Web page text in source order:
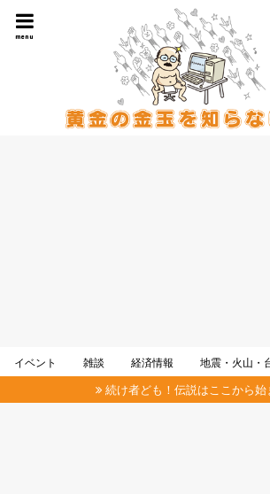
menu
イベント 雑談 経済情報 地震・火山・
続け者ども！伝説はここから始